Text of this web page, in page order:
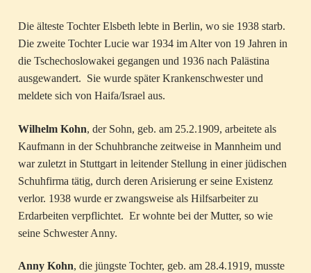
Die älteste Tochter Elsbeth lebte in Berlin, wo sie 1938 starb.
Die zweite Tochter Lucie war 1934 im Alter von 19 Jahren in
die Tschechoslowakei gegangen und 1936 nach Palästina
ausgewandert. Sie wurde später Krankenschwester und
meldete sich von Haifa/Israel aus.
Wilhelm Kohn, der Sohn, geb. am 25.2.1909, arbeitete als
Kaufmann in der Schuhbranche zeitweise in Mannheim und
war zuletzt in Stuttgart in leitender Stellung in einer jüdischen
Schuhfirma tätig, durch deren Arisierung er seine Existenz
verlor. 1938 wurde er zwangsweise als Hilfsarbeiter zu
Erdarbeiten verpflichtet. Er wohnte bei der Mutter, so wie
seine Schwester Anny.
Anny Kohn, die jüngste Tochter, geb. am 28.4.1919, musste